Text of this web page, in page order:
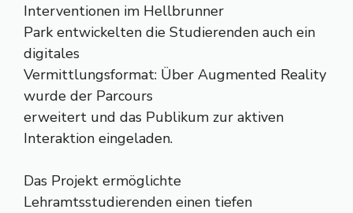
Interventionen im Hellbrunner
Park entwickelten die Studierenden auch ein
digitales
Vermittlungsformat: Über Augmented Reality
wurde der Parcours
erweitert und das Publikum zur aktiven
Interaktion eingeladen.
Das Projekt ermöglichte
Lehramtsstudierenden einen tiefen